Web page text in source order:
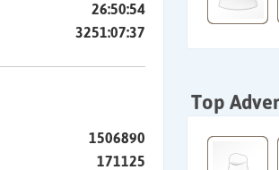
26:50:54
3251:07:37
1506890
171125
Top